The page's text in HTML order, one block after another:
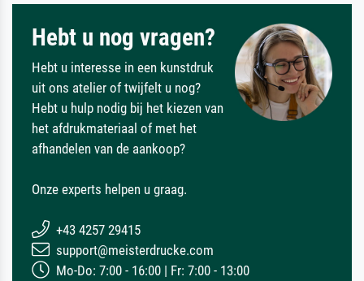
Hebt u nog vragen?
Hebt u interesse in een kunstdruk
uit ons atelier of twijfelt u nog?
Hebt u hulp nodig bij het kiezen van
het afdrukmateriaal of met het
afhandelen van de aankoop?
Onze experts helpen u graag.
+43 4257 29415
support@meisterdrucke.com
Mo-Do: 7:00 - 16:00 | Fr: 7:00 - 13:00